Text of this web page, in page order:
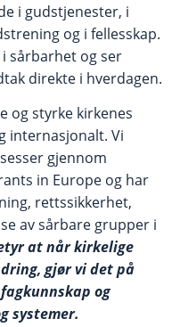
i gudstjenester, i
og i fellesskap.
sårbarhet og ser
direkte i hverdagen.
og styrke kirkenes
internasjonalt. Vi
gjennom
in Europe og har
rettssikkerhet,
av sårbare grupper i
at når kirkelige
gjør vi det på
og
systemer.